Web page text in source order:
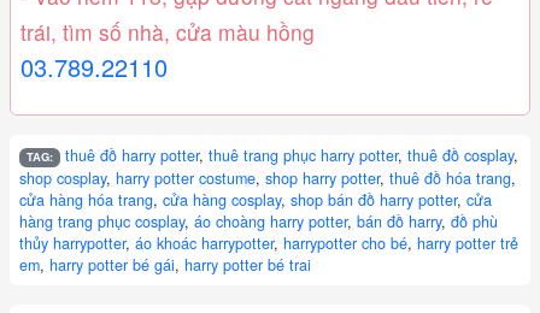
trái, tìm số nhà, cửa màu hồng
03.789.22110
TAG: thuê đồ harry potter,thuê trang phục harry potter,thuê đồ cosplay,
shop cosplay, harry potter costume, shop harry potter, thuê đồ hóa trang,
cửa hàng hóa trang, cửa hàng cosplay, shop bán đồ harry potter, cửa
hàng trang phục cosplay, áo choàng harry potter, bán đồ harry, đồ phù
thủy harrypotter, áo khoác harrypotter, harrypotter cho bé, harry potter trẻ
em, harry potter bé gái, harry potter bé trai